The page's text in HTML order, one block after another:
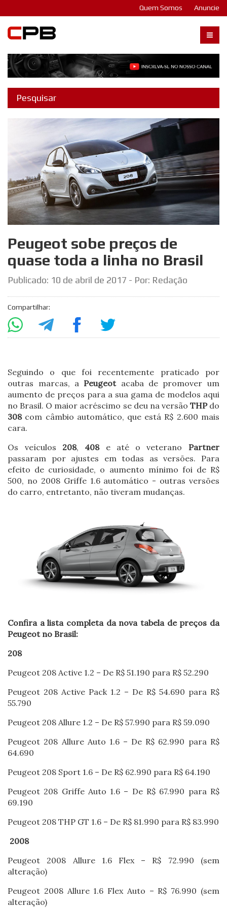
Quem Somos Anuncie
Peugeot sobe preços de
quase toda a linha no Brasil
Publicado: 10 de abril de 2017 - Por: Redação
Compartilhar:
Seguindo o que foi recentemente praticado por
outras marcas, a Peugeotacaba de promover um
aumento de preços para a sua gama de modelos aqui
no Brasil. O maior acréscimo se deu na versão THPdo
308com câmbio automático, que está R$ 2.600 mais
cara.
Os veículos 208, 408e até o veterano Partner
passaram por ajustes em todas as versões. Para
efeito de curiosidade, o aumento mínimo foi de R$
500, no 2008 Griffe 1.6 automático - outras versões
do carro, entretanto, não tiveram mudanças.
Confira a lista completa da nova tabela de preços da
Peugeot no Brasil:
208
Peugeot 208 Active 1.2 – De R$ 51.190 para R$ 52.290
Peugeot 208 Active Pack 1.2 – De R$ 54.690 para R$
55.790
Peugeot 208 Allure 1.2 – De R$ 57.990 para R$ 59.090
Peugeot 208 Allure Auto 1.6 – De R$ 62.990 para R$
64.690
Peugeot 208 Sport 1.6 – De R$ 62.990 para R$ 64.190
Peugeot 208 Griffe Auto 1.6 – De R$ 67.990 para R$
69.190
Peugeot 208 THP GT 1.6 – De R$ 81.990 para R$ 83.990
2008
Peugeot 2008 Allure 1.6 Flex – R$ 72.990 (sem
alteração)
Peugeot 2008 Allure 1.6 Flex Auto – R$ 76.990 (sem
alteração)